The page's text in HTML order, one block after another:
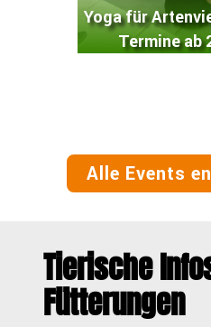
Yoga für
Termine ab
Alle Events
Tierische
Fütterungen